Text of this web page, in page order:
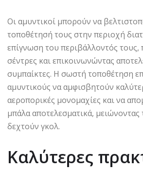
Οι αμυντικοί μπορούν να
τοποθέτησή τους στην περιοχή
επίγνωση του περιβάλλοντός τους,
σέντρες και επικοινωνώντας
συμπαίκτες. Η σωστή τοποθέτηση
αμυντικούς να αμφισβητούν
αεροπορικές μονομαχίες και να
μπάλα αποτελεσματικά, μειώνοντας
δεχτούν γκολ.
Καλύτερες